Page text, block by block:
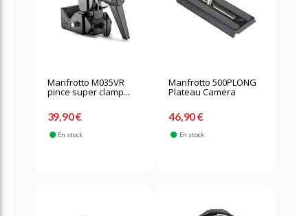
Manfrotto M035VR
pince super clamp...
39,90 €
En stock
Manfrotto 500PLONG
Plateau Camera
46,90 €
En stock